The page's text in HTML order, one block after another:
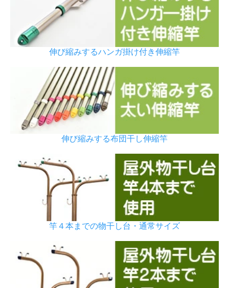
伸び縮みするハンガ掛け付き伸縮竿
伸び縮みする布団干し伸縮竿
竿４本までの物干し台・通常サイズ